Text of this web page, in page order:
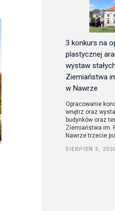
3 konkurs na
plastycznej
wystaw
Ziemiaństwa
w Nawrze
Opracowanie
wnętrz oraz
budynków oraz
Ziemiaństwa im.
Nawrze trzecie
SIERPIEŃ 3,